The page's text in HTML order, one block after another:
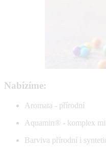
Nabízíme:
Aromata - přírodní
Aquamin® - komplex
Barviva přírodní i